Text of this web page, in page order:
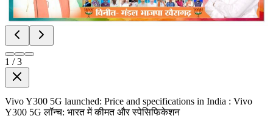
1 /3
Vivo Y300 5G launched: Price and specifications in India : Vivo
Y300 5G लॉन्च: भारत में कीमत और स्पेसिफिकेशन